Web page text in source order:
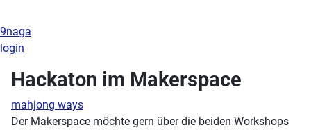
9naga
login
Hackaton im Makerspace
mahjong ways
Der Makerspace möchte gern über die beiden Workshops